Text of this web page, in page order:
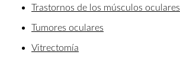
Trastornos de los músculos oculares
Tumores oculares
Vitrectomía